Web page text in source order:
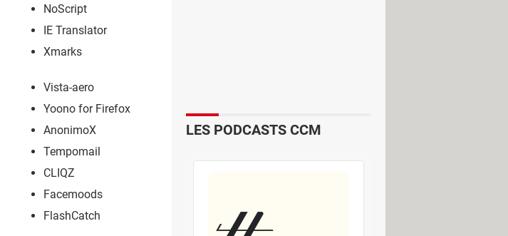
NoScript
IE Translator
Xmarks
Vista-aero
Yoono for Firefox
AnonimoX
Tempomail
CLIQZ
Facemoods
FlashCatch
LES PODCASTS CCM